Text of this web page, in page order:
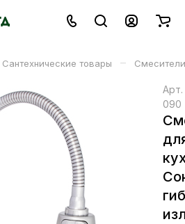
Сантехнические товары –
Арт.
090